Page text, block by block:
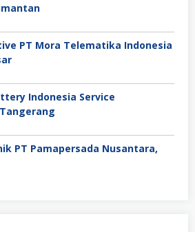
PT Mora Telematika Indonesia
Indonesia Service
PT Pamapersada Nusantara,